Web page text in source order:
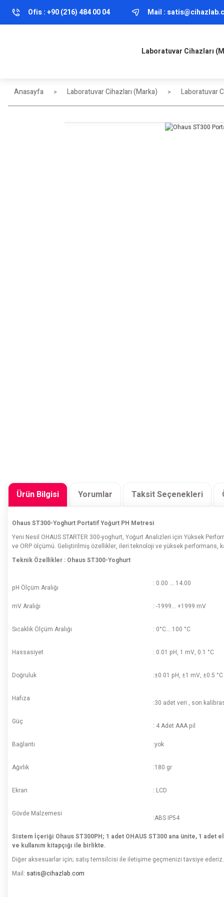
Ofis :+90 (216) 484 00 04 Mail :
Laboratuvar Cihazları
Anasayfa Laboratuvar Cihazları (Marka) Laboratuvar
Ürün Bilgisi Yorumlar Taksit Seçenekleri
Ohaus ST300-Yoghurt Portatif Yoğurt PH Metresi
Yeni Nesil OHAUS STARTER 300-yoghurt, Yoğurt Analizleri için Yüksek
ve ORP ölçümü. Geliştirilmiş özellikler, ileri teknoloji ve yüksek performans,
Teknik Özellikler : Ohaus ST300-Yoghurt
pH Ölçüm Aralığı : 0.00 ... 14.00
mV Aralığı : -1999... +1999 mV
Sıcaklık Ölçüm Aralığı : 0°C... 100 °C
Hassasiyet : 0.01 pH, 1 mV, 0.1 °C
Doğruluk :±0.01 pH, ±1 mV, ±0.5 °C
Hafıza :30 adet veri , son
Güç : 4 Adet AAA pil
Bağlantı :yok
Ağırlık :180 gr
Ekran : LCD
Gövde Malzemesi :ABS IP54
Sistem İçeriği Ohaus ST300PH; 1 adet OHAUS ST300 ana ünite, 1 adet
ve kullanım kitapçığı ile birlikte.
Diğer aksesuarlar için; satış temsilcisi ile iletişime geçmenizi tavsiye ederiz.
Mail: satis@cihazlab.com